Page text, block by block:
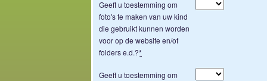
Geeft u toestemming om
foto's te maken van uw kind
die gebruikt kunnen worden
voor op de website en/of
folders e.d.?*
Geeft u toestemming om